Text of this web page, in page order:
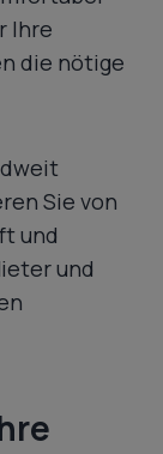
Ihre
die nötige
Sie von
und
und